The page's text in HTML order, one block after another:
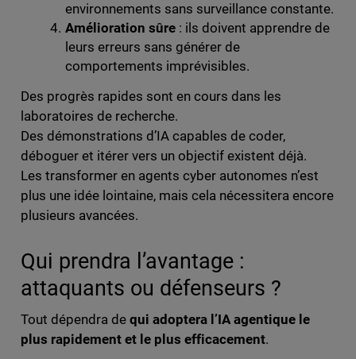
environnements sans surveillance constante.
Amélioration sûre: ils doivent apprendre de
leurs erreurs sans générer de
comportements imprévisibles.
Des progrès rapides sont en cours dans les
laboratoires de recherche.
Des démonstrations d’IA capables de coder,
déboguer et itérer vers un objectif existent déjà.
Les transformer en agents cyber autonomes n’est
plus une idée lointaine, mais cela nécessitera encore
plusieurs avancées.
Qui prendra l’avantage :
attaquants ou défenseurs ?
Tout dépendra de qui adoptera l’IA agentique le
plus rapidement et le plus efficacement.